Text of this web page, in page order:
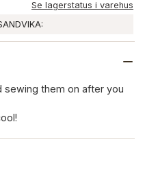
Se lagerstatus i varehus
sewing them on after you